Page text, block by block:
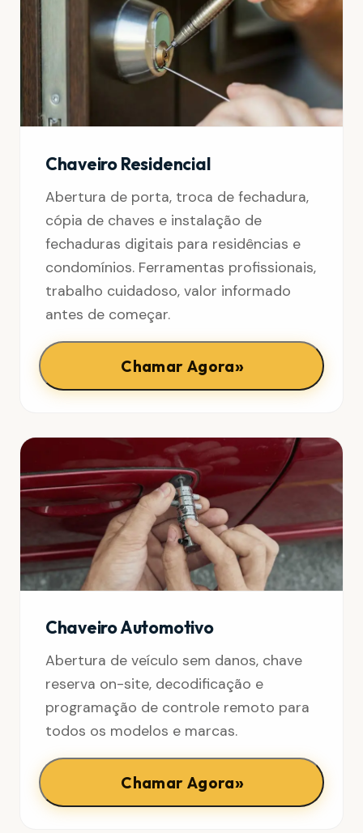
Chaveiro Residencial
Abertura de porta, troca de fechadura,
cópia de chaves e instalação de
fechaduras digitais para residências e
condomínios. Ferramentas profissionais,
trabalho cuidadoso, valor informado
antes de começar.
Chamar Agora»
Chaveiro Automotivo
Abertura de veículo sem danos, chave
reserva on-site, decodificação e
programação de controle remoto para
todos os modelos e marcas.
Chamar Agora»